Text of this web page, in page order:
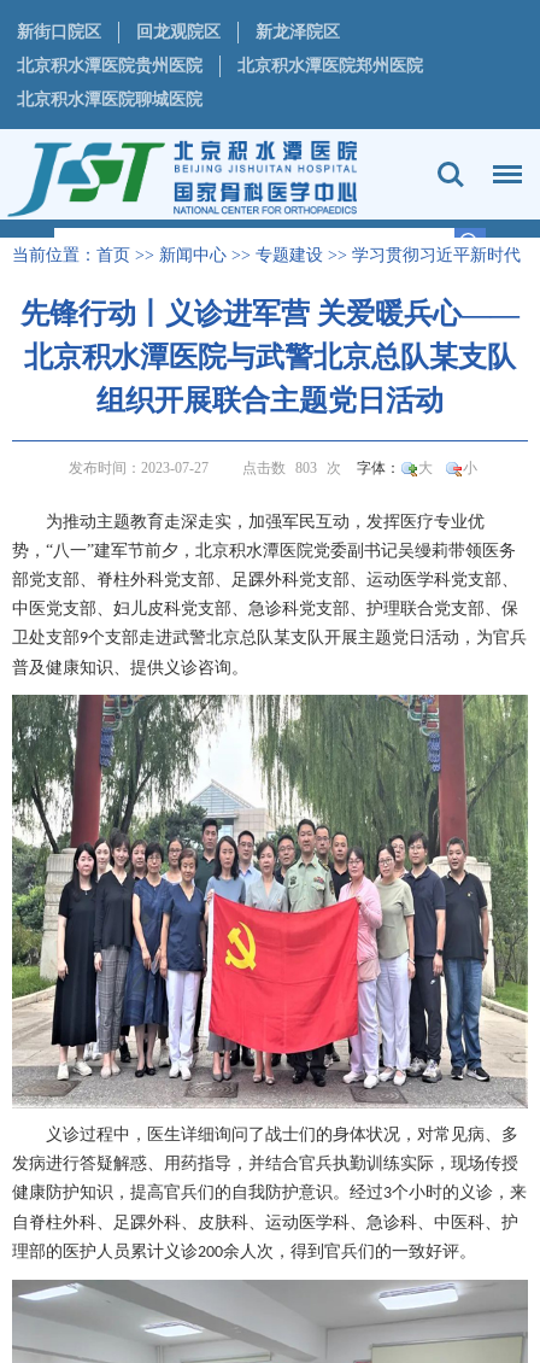
新街口院区 回龙观院区
新龙泽院区
北京积水潭医院贵州医院
北京积水潭医院郑州医院
北京积水潭医院聊城医院
当前位置： 首页 >> 新闻中心 >> 专题建设 >> 学习贯彻习近平新时代
先锋行动丨义诊进军营 关爱暖兵心——
北京积水潭医院与武警北京总队某支队
组织开展联合主题党日活动
发布时间：2023-07-27 点击数 803 次 字体： 大 小
为推动主题教育走深走实，加强军民互动，发挥医疗专业优
势， “八一”建军节前夕，北京积水潭医院党委副书记吴缦莉带领 医务
部党支部、 脊柱外科党支部、 足踝外科党支部、 运动医学科党支部、
中医党支部、妇儿皮科党支部、 急诊科党支部、护理联合党支部、保
卫处支部9个支部走进武警北京总队某支队开展主题党日活动，为官兵
普及健康知识、提供义诊咨询。
义诊过程中，医生详细询问了战士们的身体状况，对常见病、多
发病进行答疑解惑、用药指导，并结合官兵执勤训练实际，现场传授
健康防护知识，提高官兵们的自我防护意识。经过3个小时的义诊，来
自 脊柱外科、 足踝外科、皮肤科、 运动医学科、 急诊科、 中医科、 护
理部的医护人员累计义诊200余人次，得到官兵们的一致好评。